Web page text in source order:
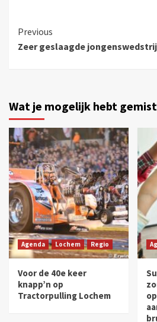
Previous
Zeer geslaagde
Wat je mogelijk hebt gemist
Agenda Lochem Regio
Voor de 40e keer
knapp’n op
Tractorpulling Lochem